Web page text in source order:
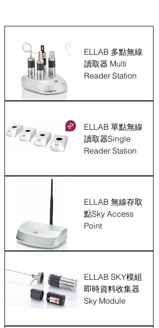
ELLAB 多點無線
讀取器 Multi
Reader Station
ELLAB 單點無線
讀取器Single
Reader Station
ELLAB 無線存取
點Sky Access
Point
ELLAB SKY模組
即時資料收集器
Sky Module